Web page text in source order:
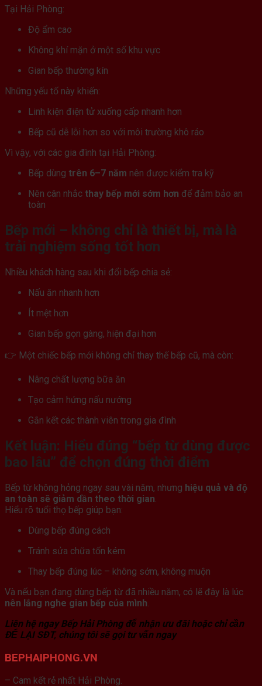
Tại Hải Phòng:
Độ ẩm cao
Không khí mặn ở một số khu vực
Gian bếp thường kín
Những yếu tố này khiến:
Linh kiện điện tử xuống cấp nhanh hơn
Bếp cũ dễ lỗi hơn so với môi trường khô ráo
Vì vậy, với các gia đình tại Hải Phòng:
Bếp dùng trên 6–7 năm nên được kiểm tra kỹ
Nên cân nhắc thay bếp mới sớm hơn để đảm bảo an
toàn
Bếp mới – không chỉ là thiết bị, mà là
trải nghiệm sống tốt hơn
Nhiều khách hàng sau khi đổi bếp chia sẻ:
Nấu ăn nhanh hơn
Ít mệt hơn
Gian bếp gọn gàng, hiện đại hơn
👉 Một chiếc bếp mới không chỉ thay thế bếp cũ, mà còn:
Nâng chất lượng bữa ăn
Tạo cảm hứng nấu nướng
Gắn kết các thành viên trong gia đình
Kết luận: Hiểu đúng “bếp từ dùng được
bao lâu” để chọn đúng thời điểm
Bếp từ không hỏng ngay sau vài năm, nhưng hiệu quả và độ
an toàn sẽ giảm dần theo thời gian.
Hiểu rõ tuổi thọ bếp giúp bạn:
Dùng bếp đúng cách
Tránh sửa chữa tốn kém
Thay bếp đúng lúc – không sớm, không muộn
Và nếu bạn đang dùng bếp từ đã nhiều năm, có lẽ đây là lúc
nên lắng nghe gian bếp của mình.
Liên hệ ngay Bếp Hải Phòng để nhận ưu đãi hoặc chỉ cần
ĐỂ LẠI SĐT, chúng tôi sẽ gọi tư vấn ngay
BEPHAIPHONG.VN
– Cam kết rẻ nhất Hải Phòng.